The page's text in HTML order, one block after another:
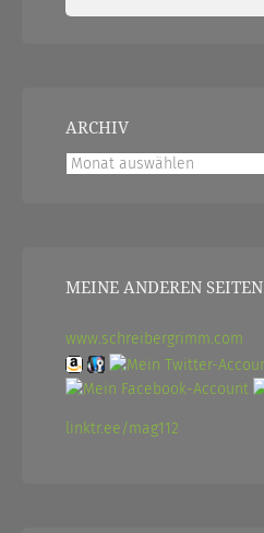
ARCHIV
Archiv
MEINE ANDEREN SEITEN
www.schreibergrimm.com
linktr.ee/mag112